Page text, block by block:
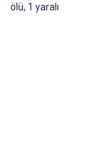
ölü, 1 yaralı